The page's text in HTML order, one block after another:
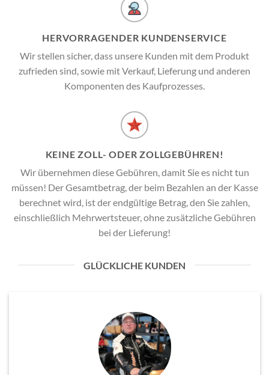
HERVORRAGENDER KUNDENSERVICE
Wir stellen sicher, dass unsere Kunden mit dem Produkt
zufrieden sind, sowie mit Verkauf, Lieferung und anderen
Komponenten des Kaufprozesses.
KEINE ZOLL- ODER ZOLLGEBÜHREN!
Wir übernehmen diese Gebühren, damit Sie es nicht tun
müssen! Der Gesamtbetrag, der beim Bezahlen an der Kasse
berechnet wird, ist der endgültige Betrag, den Sie zahlen,
einschließlich Mehrwertsteuer, ohne zusätzliche Gebühren
bei der Lieferung!
GLÜCKLICHE KUNDEN